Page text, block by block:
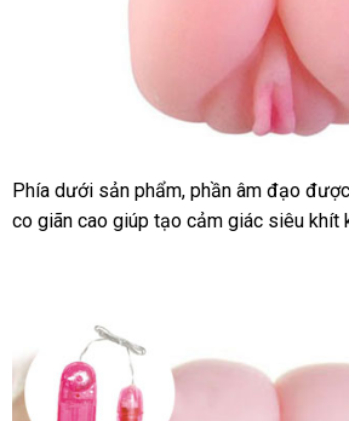
Âm
đạo
kiểu
dáng
sang
Phía dưới sản phẩm, phần âm đạo
co giãn cao giúp tạo cảm giác siêu khít